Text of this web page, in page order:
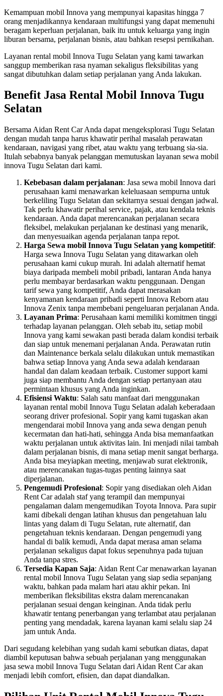
Kemampuan mobil Innova yang mempunyai kapasitas hingga 7
orang menjadikannya kendaraan multifungsi yang dapat memenuhi
beragam keperluan perjalanan, baik itu untuk keluarga yang ingin
liburan bersama, perjalanan bisnis, atau bahkan resepsi pernikahan.
Layanan rental mobil Innova Tugu Selatan yang kami tawarkan
sanggup memberikan rasa nyaman sekaligus fleksibilitas yang
sangat dibutuhkan dalam setiap perjalanan yang Anda lakukan.
Benefit Jasa Rental Mobil Innova Tugu
Selatan
Bersama Aidan Rent Car Anda dapat mengeksplorasi Tugu Selatan
dengan mudah tanpa harus khawatir perihal masalah perawatan
kendaraan, navigasi yang ribet, atau waktu yang terbuang sia-sia.
Itulah sebabnya banyak pelanggan memutuskan layanan sewa mobil
innova Tugu Selatan dari kami.
Kebebasan dalam perjalanan: Jasa sewa mobil Innova dari
perusahaan kami menawarkan keleluasaan sempurna untuk
berkeliling Tugu Selatan dan sekitarnya sesuai dengan jadwal.
Tak perlu khawatir perihal service, pajak, atau kendala teknis
kendaraan. Anda dapat merencanakan perjalanan secara
fleksibel, melakukan perjalanan ke destinasi yang menarik,
dan menyesuaikan agenda perjalanan tanpa repot.
Harga Sewa mobil Innova Tugu Selatan yang kompetitif:
Harga sewa Innova Tugu Selatan yang ditawarkan oleh
perusahaan kami cukup murah. Ini adalah alternatif hemat
biaya daripada membeli mobil pribadi, lantaran Anda hanya
perlu membayar berdasarkan waktu penggunaan. Dengan
tarif sewa yang kompetitif, Anda dapat merasakan
kenyamanan kendaraan pribadi seperti Innova Reborn atau
Innova Zenix tanpa membebani pengeluaran perjalanan Anda.
Layanan Prima: Perusahaan kami memiliki komitmen tinggi
terhadap layanan pelanggan. Oleh sebab itu, setiap mobil
Innova yang kami sewakan pasti berada dalam kondisi terbaik
dan siap untuk menemani perjalanan Anda. Perawatan rutin
dan Maintenance berkala selalu dilakukan untuk memastikan
bahwa setiap Innova yang Anda sewa adalah kendaraan
handal dan dalam keadaan terbaik. Customer support kami
juga siap membantu Anda dengan setiap pertanyaan atau
permintaan khusus yang Anda inginkan.
Efisiensi Waktu: Salah satu manfaat dari menggunakan
layanan rental mobil Innova Tugu Selatan adalah keberadaan
seorang driver profesional. Sopir yang kami tugaskan akan
mengendarai mobil Innova yang anda sewa dengan penuh
kecermatan dan hati-hati, sehingga Anda bisa memanfaatkan
waktu perjalanan untuk aktivitas lain. Ini menjadi nilai tambah
dalam perjalanan bisnis, di mana setiap menit sangat berharga.
Anda bisa meyiapkan meeting, menjawab surat elektronik,
atau merencanakan tugas-tugas penting lainnya saat
diperjalanan.
Pengemudi Profesional: Sopir yang disediakan oleh Aidan
Rent Car adalah staf yang terampil dan mempunyai
pengalaman dalam mengemudikan Toyota Innova. Para supir
kami dibekali dengan latihan khusus dan pengetahuan lalu
lintas yang dalam di Tugu Selatan, rute alternatif, dan
pengetahuan teknis kendaraan. Dengan pengemudi yang
handal di balik kemudi, Anda dapat merasa aman selama
perjalanan sekaligus dapat fokus sepenuhnya pada tujuan
Anda tanpa stres.
Tersedia Kapan Saja: Aidan Rent Car menawarkan layanan
rental mobil Innova Tugu Selatan yang siap sedia sepanjang
waktu, bahkan pada malam hari atau akhir pekan. Ini
memberikan fleksibilitas ekstra dalam merencanakan
perjalanan sesuai dengan keinginan. Anda tidak perlu
khawatir tentang penerbangan yang terlambat atau perjalanan
penting yang mendadak, karena layanan kami selalu siap 24
jam untuk Anda.
Dari segudang kelebihan yang sudah kami sebutkan diatas, dapat
diambil keputusan bahwa sebuah perjalanan yang menggunakan
jasa sewa mobil Innova Tugu Selatan dari Aidan Rent Car akan
menjadi lebih comfort, efisien, dan dapat diandalkan.